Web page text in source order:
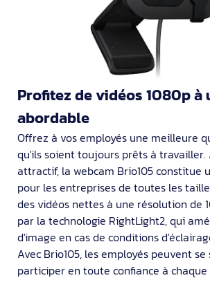
Profitez de vidéos 1080p à
abordable
Offrez à vos employés une meilleure
qu'ils soient toujours prêts à travailler.
attractif, la webcam Brio105 constitue
pour les entreprises de toutes les
des vidéos nettes à une résolution de
par la technologie RightLight2, qui
d'image en cas de conditions
Avec Brio105, les employés peuvent
participer en toute confiance à